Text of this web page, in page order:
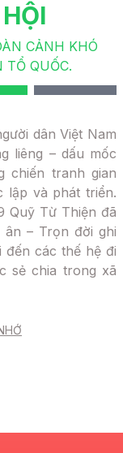
CẢNH KHÓ
TỔ QUỐC.
dân Việt Nam
liêng – dấu mốc
chiến tranh gian
lập và phát triển.
Quỹ Từ Thiện đã
– Trọn đời ghi
đến các thế hệ đi
sẻ chia trong xã